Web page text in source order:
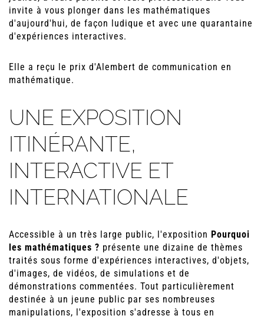
invite à vous plonger dans les mathématiques
d'aujourd'hui, de façon ludique et avec une quarantaine
d'expériences interactives.
Elle a reçu le prix d'Alembert de communication en
mathématique.
UNE EXPOSITION
ITINÉRANTE,
INTERACTIVE ET
INTERNATIONALE
Accessible à un très large public, l'exposition Pourquoi
les mathématiques ? présente une dizaine de thèmes
traités sous forme d'expériences interactives, d'objets,
d'images, de vidéos, de simulations et de
démonstrations commentées. Tout particulièrement
destinée à un jeune public par ses nombreuses
manipulations, l'exposition s'adresse à tous en